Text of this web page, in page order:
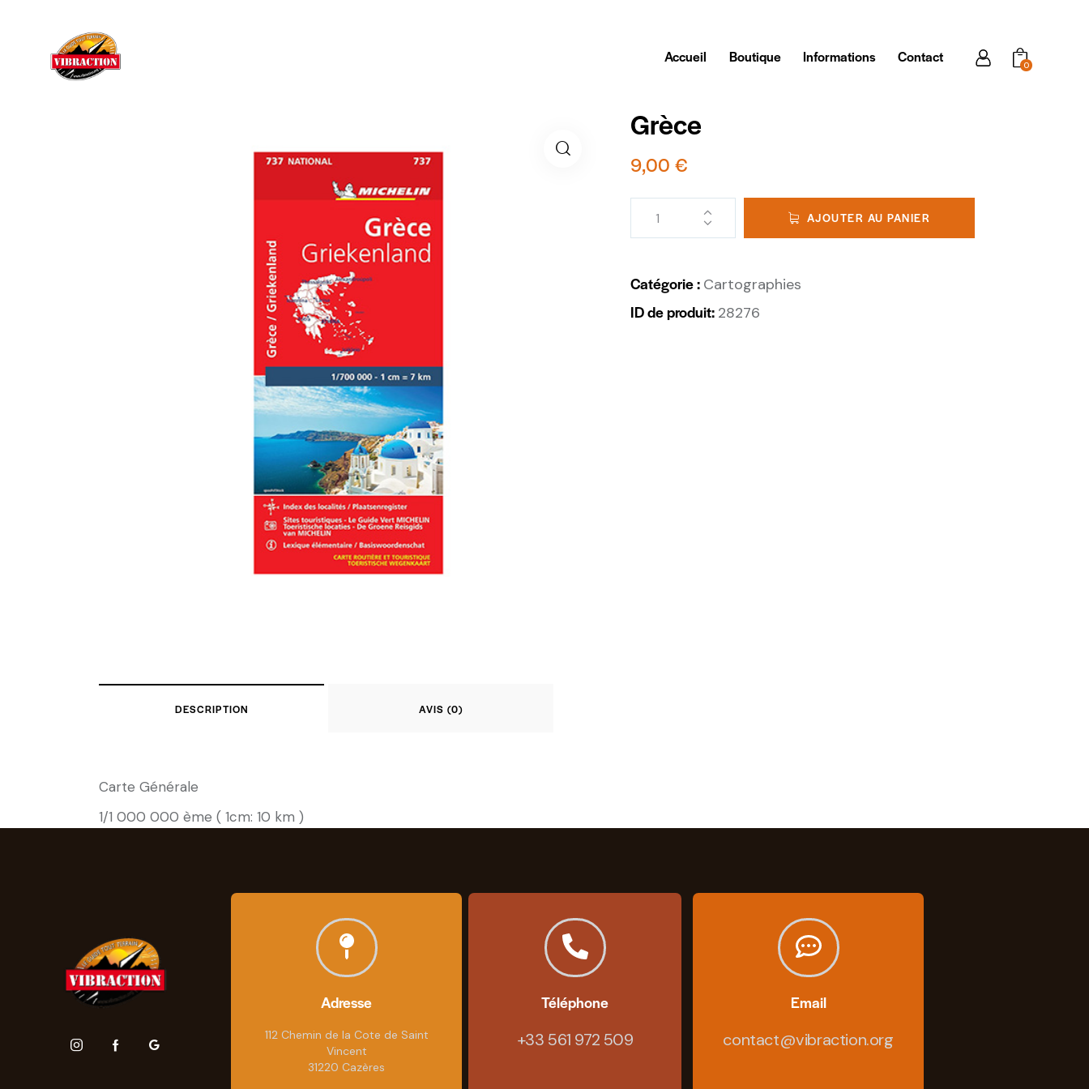
Accueil Boutique Informations Contact 0
Grèce
9,00 €
AJOUTER AU PANIER
Catégorie : Cartographies
ID de produit: 28276
DESCRIPTION AVIS (0)
Carte Générale
1/1 000 000 ème ( 1cm: 10 km )
Adresse
112 Chemin de la Cote de Saint
Vincent
31220 Cazères
Téléphone
+33 561 972 509
Email
contact@vibraction.org